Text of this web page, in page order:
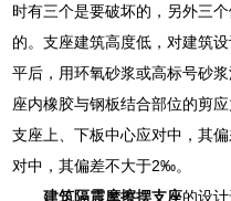
时有三个是要破坏的，另外三
的。支座建筑高度低，对建筑
平后，用环氧砂浆或高标号砂
座内橡胶与钢板结合部位的剪
支座上、下板中心应对中，其
对中，其偏差不大于2‰。
建筑隔震摩擦摆支座的设